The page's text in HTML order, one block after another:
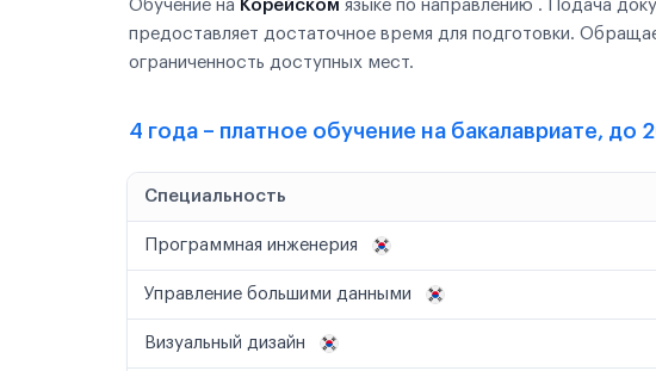
Обучение на Корейском языке по направлению . Подача
предоставляет достаточное время для подготовки.
ограниченность доступных мест.
4 года – платное обучение на бакалавриате, до
Специальность
Программная инженерия
Управление большими данными
Визуальный дизайн